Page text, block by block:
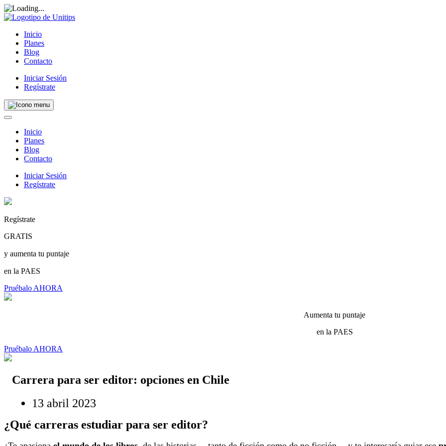
Inicio
Planes
Blog
Contacto
Iniciar Sesión
Regístrate
Inicio
Planes
Blog
Contacto
Iniciar Sesión
Regístrate
Regístrate
GRATIS
y aumenta tu puntaje
en la PAES
Pruébalo AHORA
Aumenta tu puntaje
en la PAES
Pruébalo AHORA
Carrera para ser editor: opciones en Chile
13 abril 2023
¿Qué carreras estudiar para ser editor?